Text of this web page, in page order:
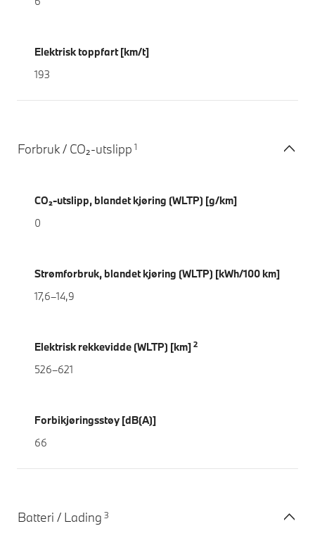
Elektrisk toppfart [km/t]
193
Forbruk / CO₂-utslipp 1
CO₂-utslipp, blandet kjøring (WLTP) [g/km]
0
Strømforbruk, blandet kjøring (WLTP) [kWh/100 km]
17,6–14,9
Elektrisk rekkevidde (WLTP) [km] 2
526–621
Forbikjøringsstøy [dB(A)]
66
Batteri / Lading 3